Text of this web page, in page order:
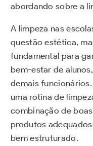
abordando sobre a
A limpeza nas
questão estética,
fundamental para
bem-estar de
demais
uma rotina de
combinação de
produtos
bem estruturado.